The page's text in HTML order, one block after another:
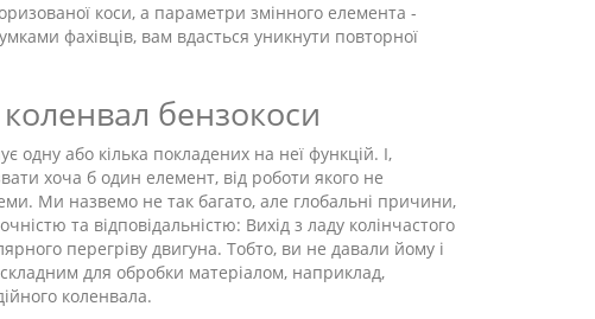
коси, а параметри змінного елемента -
фахівців, вам вдасться уникнути повторної
бензокоси
або кілька покладених на неї функцій. І,
хоча б один елемент, від роботи якого не
Ми назвемо не так багато, але глобальні причини,
та відповідальністю: Вихід з ладу колінчастого
перегріву двигуна. Тобто, ви не давали йому і
для обробки матеріалом, наприклад,
коленвала.